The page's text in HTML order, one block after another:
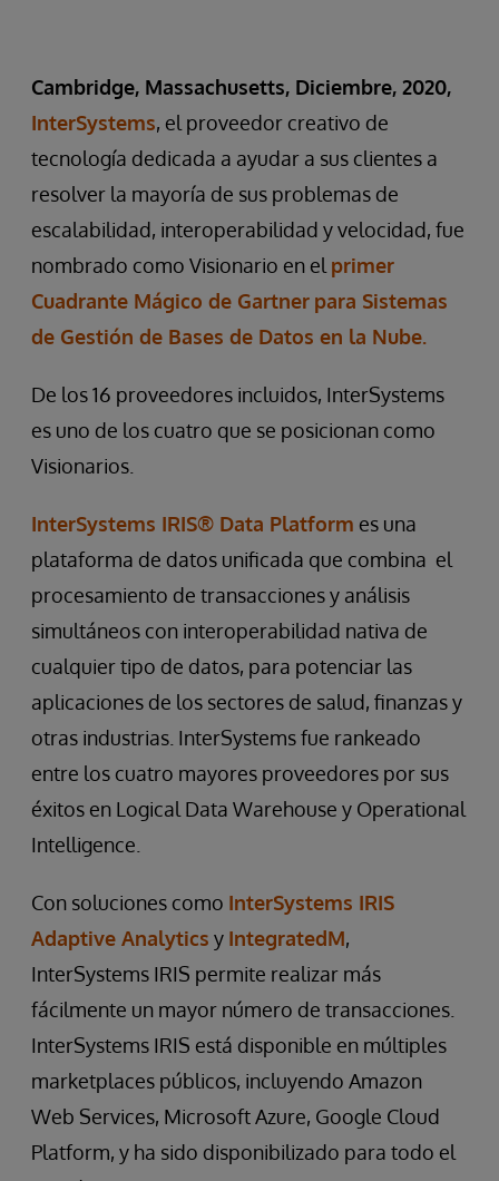
Cambridge, Massachusetts, Diciembre, 2020,
InterSystems, el proveedor creativo de
tecnología dedicada a ayudar a sus clientes a
resolver la mayoría de sus problemas de
escalabilidad, interoperabilidad y velocidad, fue
nombrado como Visionario en el primer
Cuadrante Mágico de Gartner para Sistemas
de Gestión de Bases de Datos en la Nube.
De los 16 proveedores incluidos, InterSystems
es uno de los cuatro que se posicionan como
Visionarios.
InterSystems IRIS® Data Platform es una
plataforma de datos unificada que combina el
procesamiento de transacciones y análisis
simultáneos con interoperabilidad nativa de
cualquier tipo de datos, para potenciar las
aplicaciones de los sectores de salud, finanzas y
otras industrias. InterSystems fue rankeado
entre los cuatro mayores proveedores por sus
éxitos en Logical Data Warehouse y Operational
Intelligence.
Con soluciones como InterSystems IRIS
Adaptive Analytics y IntegratedM,
InterSystems IRIS permite realizar más
fácilmente un mayor número de transacciones.
InterSystems IRIS está disponible en múltiples
marketplaces públicos, incluyendo Amazon
Web Services, Microsoft Azure, Google Cloud
Platform, y ha sido disponibilizado para todo el